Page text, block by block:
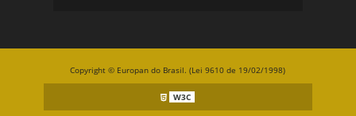
Copyright © Europan do Brasil. (Lei 9610 de 19/02/1998)
W3C